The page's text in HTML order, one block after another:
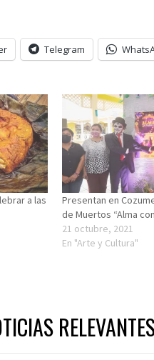
Telegram
a las
Presentan en
de Muertos “Alma
21 octubre, 2021
En "Arte y Cultura"